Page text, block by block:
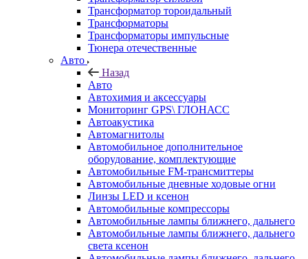
Трансформатор тороидальный
Трансформаторы
Трансформаторы импульсные
Тюнера отечественные
Авто
Назад
Авто
Автохимия и аксессуары
Мониторинг GPS\ ГЛОНАСС
Автоакустика
Автомагнитолы
Автомобильное дополнительное
оборудование, комплектующие
Автомобильные FM-трансмиттеры
Автомобильные дневные ходовые огни
Линзы LED и ксенон
Автомобильные компрессоры
Автомобильные лампы ближнего, дальнего
Автомобильные лампы ближнего, дальнего
света ксенон